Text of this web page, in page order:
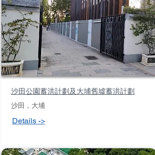
沙田公園蓄洪計劃及大埔舊墟蓄洪計劃
沙田，大埔
Details ->